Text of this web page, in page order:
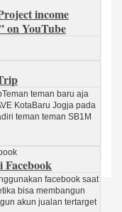
income
on YouTube
teman baru aja
KotaBaru Jogja pada
teman teman SB1M
Facebook
facebook saat
bisa membangun
akun jualan tertarget